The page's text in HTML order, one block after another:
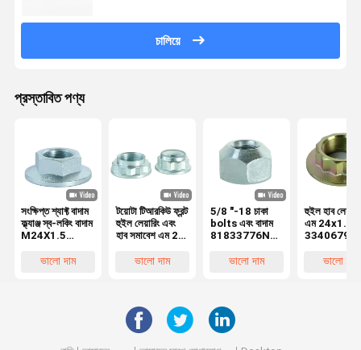
চালিয়ে
প্রস্তাবিত পণ্য
সংক্ষিপ্ত শ্যাফ্ট বাদাম
ফ্ল্যাঞ্জ স্ব-লকিং বাদাম
M24X1.5
902330006
ভালো দাম
টয়োটা টিআরকিউ ফ্রন্ট
হুইল লেয়ারিং এবং
হাব সমাবেশ এম 25
কোয়ালিটি ড্রাইভ
1004980651
1004980627
ভালো দাম
5/8 "-18 চাকা
bolts এবং বাদাম
81833776N
উচ্চ শক্তি 1.5mm
ভালো দাম
হুইল হাব লেয়ার
এম 24x1.5
1132565
ভালো দাম